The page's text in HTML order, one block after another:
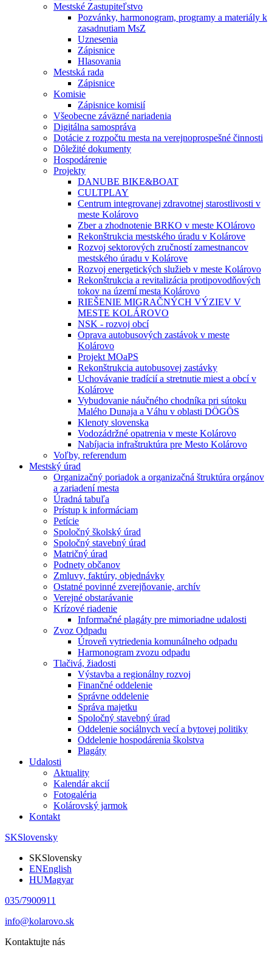
Mestské Zastupiteľstvo
Pozvánky, harmonogram, programy a materiály k
zasadnutiam MsZ
Uznesenia
Zápisnice
Hlasovania
Mestská rada
Zápisnice
Komisie
Zápisnice komisií
Všeobecne záväzné nariadenia
Digitálna samospráva
Dotácie z rozpočtu mesta na verejnoprospešné činnosti
Dôležité dokumenty
Hospodárenie
Projekty
DANUBE BIKE&BOAT
CULTPLAY
Centrum integrovanej zdravotnej starostlivosti v
meste Kolárovo
Zber a zhodnotenie BRKO v meste KOlárovo
Rekonštrukcia mestského úradu v Kolárove
Rozvoj sektorových zručností zamestnancov
mestského úradu v Kolárove
Rozvoj energetických služieb v meste Kolárovo
Rekonštrukcia a revitalizácia protipovodňových
tokov na území mesta Kolárovo
RIEŠENIE MIGRAČNÝCH VÝZIEV V
MESTE KOLÁROVO
NSK - rozvoj obcí
Oprava autobusových zastávok v meste
Kolárovo
Projekt MOaPS
Rekonštrukcia autobusovej zastávky
Uchovávanie tradícií a stretnutie miest a obcí v
Kolárove
Vybudovanie náučného chodníka pri sútoku
Malého Dunaja a Váhu v oblasti DÖGÖS
Klenoty slovenska
Vodozádržné opatrenia v meste Kolárovo
Nabíjacia infraštruktúra pre Mesto Kolárovo
Voľby, referendum
Mestský úrad
Organizačný poriadok a organizačná štruktúra orgánov
a zariadení mesta
Úradná tabuľa
Prístup k informáciam
Petície
Spoločný školský úrad
Spoločný stavebný úrad
Matričný úrad
Podnety občanov
Zmluvy, faktúry, objednávky
Ostatné povinné zverejňovanie, archív
Verejné obstarávanie
Krízové riadenie
Informačné plagáty pre mimoriadne udalosti
Zvoz Odpadu
Úroveň vytriedenia komunálneho odpadu
Harmonogram zvozu odpadu
Tlačivá, žiadosti
Výstavba a regionálny rozvoj
Finančné oddelenie
Správne oddelenie
Správa majetku
Spoločný stavebný úrad
Oddelenie sociálnych vecí a bytovej politiky
Oddelenie hospodárenia školstva
Plagáty
Udalosti
Aktuality
Kalendár akcií
Fotogaléria
Kolárovský jarmok
Kontakt
SKSlovensky
SKSlovensky
ENEnglish
HUMagyar
035/7900911
info@kolarovo.sk
Kontaktujte nás